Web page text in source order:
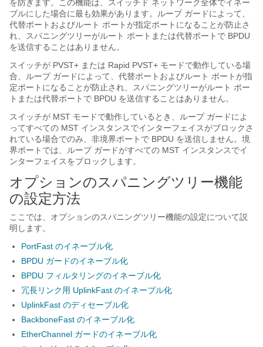
を防ぎます。この機能は、スイッチド ネットワーク全体でイネー
ブルにした場合に最も効果があります。ループ ガードによって、
代替ポートおよびルート ポートが指定ポートになることが防止さ
れ、スパニングツリーがルート ポートまたは代替ポートで BPDU
を送信することはありません。
スイッチが PVST+ または Rapid PVST+ モードで動作している場
合、ループ ガードによって、代替ポートおよびルート ポートが指
定ポートになることが防止され、スパニングツリーがルート ポー
トまたは代替ポートで BPDU を送信することはありません。
スイッチが MST モードで動作しているとき、ループ ガードによ
ってすべての MST インスタンスでインターフェイスがブロックさ
れている場合でのみ、非境界ポートで BPDU を送信しません。境
界ポートでは、ループ ガードがすべての MST インスタンスでイ
ンターフェイスをブロックします。
オプションのスパニングツリー機能
の設定方法
ここでは、オプションのスパニングツリー機能の設定について説
明します。
PortFast のイネーブル化
BPDU ガードのイネーブル化
BPDU フィルタリングのイネーブル化
冗長リンク用 UplinkFast のイネーブル化
UplinkFast のディセーブル化
BackboneFast のイネーブル化
EtherChannel ガードのイネーブル化